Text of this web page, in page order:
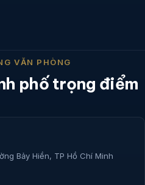
VĂN PHÒNG
phố trọng điểm
Bảy Hiền, TP Hồ Chí Minh